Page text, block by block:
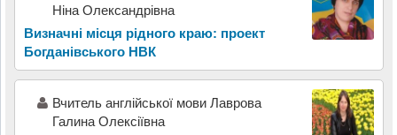
Ніна Олександрівна
Визначні місця рідного краю: проект
Богданівського НВК
Вчитель англійської мови Лаврова
Галина Олексіївна